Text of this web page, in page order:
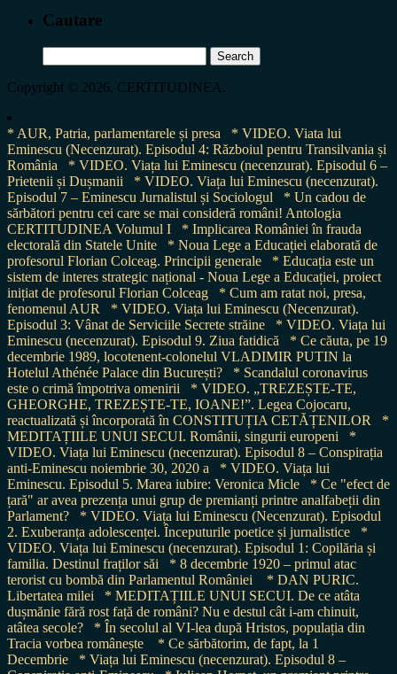
Cautare
for:
Copyright © 2026, CERTITUDINEA.
* AUR, Patria, parlamentarele și presa
* VIDEO. Viata lui
Eminescu (Necenzurat). Episodul 4: Războiul pentru Transilvania și
România
* VIDEO. Viața lui Eminescu (necenzurat). Episodul 6 –
Prietenii și Dușmanii
* VIDEO. Viața lui Eminescu (necenzurat).
Episodul 7 – Eminescu Jurnalistul și Sociologul
* Un cadou de
sărbători pentru cei care se mai consideră români! Antologia
CERTITUDINEA Volumul I
* Implicarea României în frauda
electorală din Statele Unite
* Noua Lege a Educației elaborată de
profesorul Florian Colceag. Principii generale
* Educația este un
sistem de interes strategic național - Noua Lege a Educației, proiect
inițiat de profesorul Florian Colceag
* Cum am ratat noi, presa,
fenomenul AUR
* VIDEO. Viața lui Eminescu (Necenzurat).
Episodul 3: Vânat de Serviciile Secrete străine
* VIDEO. Viața lui
Eminescu (necenzurat). Episodul 9. Ziua fatidică
* Ce căuta, pe 19
decembrie 1989, locotenent-colonelul VLADIMIR PUTIN la
Hotelul Athénée Palace din București?
* Scandalul coronavirus
este o crimă împotriva omenirii
* VIDEO. „TREZEȘTE-TE,
GHEORGHE, TREZEȘTE-TE, IOANE!”. Legea Cojocaru,
reactualizată și încorporată în CONSTITUȚIA CETĂȚENILOR
*
MEDITAȚIILE UNUI SECUI. Românii, singurii europeni
*
VIDEO. Viața lui Eminescu (necenzurat). Episodul 8 – Conspirația
anti-Eminescu noiembrie 30, 2020 a
* VIDEO. Viața lui
Eminescu. Episodul 5. Marea iubire: Veronica Micle
* Ce "efect de
țară" ar avea prezența unui grup de premianți printre analfabeții din
Parlament?
* VIDEO. Viața lui Eminescu (Necenzurat). Episodul
2. Exuberanța adolescenței. Începuturile poetice și jurnalistice
*
VIDEO. Viața lui Eminescu (necenzurat). Episodul 1: Copilăria și
familia. Destinul fraților săi
* 8 decembrie 1920 – primul atac
terorist cu bombă din Parlamentul României
* DAN PURIC.
Libertatea milei
* MEDITAȚIILE UNUI SECUI. De ce atâta
dușmănie fără rost față de români? Nu e destul cât i-am chinuit,
atâtea secole?
* În secolul al VI-lea după Hristos, populația din
Tracia vorbea românește
* Ce sărbătorim, de fapt, la 1
Decembrie
* Viața lui Eminescu (necenzurat). Episodul 8 –